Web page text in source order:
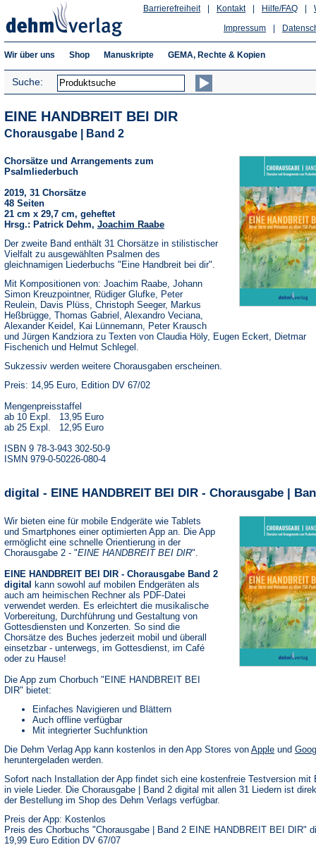
Hilfe/FAQ
Kontakt
Barrierefreiheit
Impressum
Wir über uns Shop Manuskripte GEMA, Rechte & Kopien
Suche:
EINE HANDBREIT BEI DIR
Chorausgabe | Band 2
Chorsätze und Arrangements zum
Psalmliederbuch
2019, 31 Chorsätze
48 Seiten
21 cm x 29,7 cm, geheftet
Hrsg.: Patrick Dehm, Joachim Raabe
Der zweite Band enthält 31 Chorsätze in stilistischer
Vielfalt zu ausgewählten Psalmen des
gleichnamigen Liederbuchs "Eine Handbreit bei dir".
Mit Kompositionen von: Joachim Raabe, Johann
Simon Kreuzpointner, Rüdiger Glufke, Peter
Reulein, Davis Plüss, Christoph Seeger, Markus
Heßbrügge, Thomas Gabriel, Alexandro Veciana,
Alexander Keidel, Kai Lünnemann, Peter Krausch
und Jürgen Kandziora zu Texten von Claudia Höly, Eugen Eckert, Dietmar
Fischenich und Helmut Schlegel.
Sukzessiv werden weitere Chorausgaben erscheinen.
Preis: 14,95 Euro, Edition DV 67/02
Mengenpreisstaffel
ab 10 Expl. 13,95 Euro
ab 25 Expl. 12,95 Euro
ISBN 9 78-3-943 302-50-9
ISMN 979-0-50226-080-4
digital - EINE HANDBREIT BEI DIR - Chorausgabe |
Wir bieten eine für mobile Endgeräte wie Tablets
und Smartphones einer optimierten App an. Die App
ermöglicht eine schnelle Orientierung in der
Chorausgabe 2 - "EINE HANDBREIT BEI DIR".
EINE HANDBREIT BEI DIR - Chorausgabe Band 2
digital kann sowohl auf mobilen Endgeräten als
auch am heimischen Rechner als PDF-Datei
verwendet werden. Es erleichtert die musikalische
Vorbereitung, Durchführung und Gestaltung von
Gottesdiensten und Konzerten. So sind die
Chorsätze des Buches jederzeit mobil und überall
einsetzbar - unterwegs, im Gottesdienst, im Café
oder zu Hause!
Die App zum Chorbuch "EINE HANDBREIT BEI
DIR" bietet:
Einfaches Navigieren und Blättern
Auch offline verfügbar
Mit integrierter Suchfunktion
Die Dehm Verlag App kann kostenlos in den App Stores von Apple(Öffnet
neuen
Tab)
und
heruntergeladen werden.
Sofort nach Installation der App findet sich eine kostenfreie Testversion mit
in viele Lieder. Die Chorausgabe | Band 2 digital mit allen 31 Liedern ist
der Bestellung im Shop des Dehm Verlags verfügbar.
Preis der App: Kostenlos
Preis des Chorbuchs "Chorausgabe | Band 2 EINE HANDBREIT BEI DIR"
19,99 Euro Edition DV 67/07